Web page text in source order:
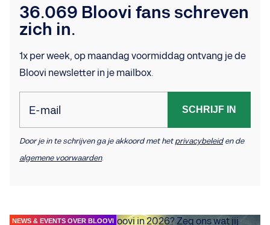
36.069 Bloovi fans schreven
zich in.
1x per week, op maandag voormiddag ontvang je de
Bloovi newsletter in je mailbox.
E-mail SCHRIJF IN
Door je in te schrijven ga je akkoord met hetprivacybeleiden de
algemene voorwaarden.
NEWS & EVENTS OVER BLOOVI